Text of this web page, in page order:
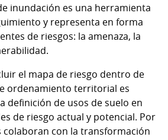
inundación es una herramienta
y representa en forma
de riesgos: la amenaza, la
el mapa de riesgo dentro de
ordenamiento territorial es
definición de usos de suelo en
de riesgo actual y potencial. Por
colaboran con la transformación